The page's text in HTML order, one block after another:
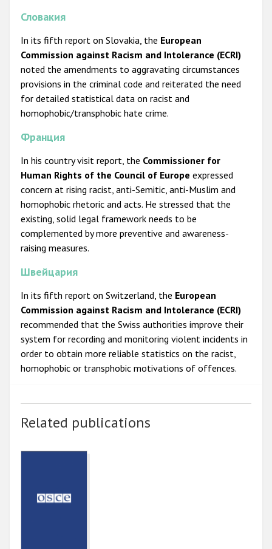
Словакия
In its fifth report on Slovakia, the European
Commission against Racism and Intolerance (ECRI)
noted the amendments to aggravating circumstances
provisions in the criminal code and reiterated the need
for detailed statistical data on racist and
homophobic/transphobic hate crime.
Франция
In his country visit report, the Commissioner for
Human Rights of the Council of Europe expressed
concern at rising racist, anti-Semitic, anti-Muslim and
homophobic rhetoric and acts. He stressed that the
existing, solid legal framework needs to be
complemented by more preventive and awareness-
raising measures.
Швейцария
In its fifth report on Switzerland, the European
Commission against Racism and Intolerance (ECRI)
recommended that the Swiss authorities improve their
system for recording and monitoring violent incidents in
order to obtain more reliable statistics on the racist,
homophobic or transphobic motivations of offences.
Related publications